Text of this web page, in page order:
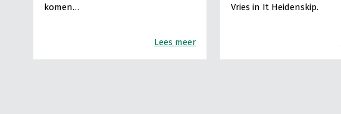
komen…
Lees meer
Vries in It Heidenskip.